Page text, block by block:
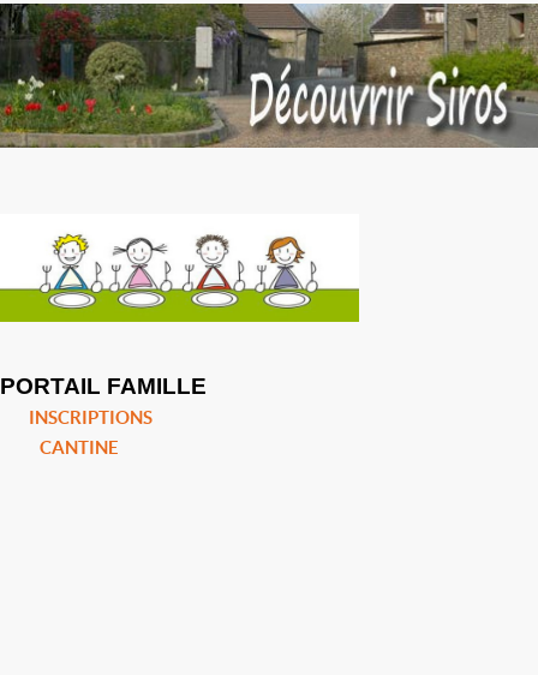
PORTAIL FAMILLE
INSCRIPTIONS
CANTINE